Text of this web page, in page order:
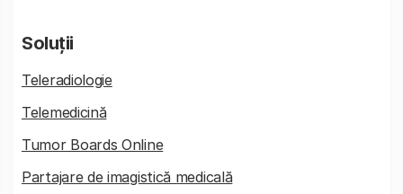
Soluții
Teleradiologie
Telemedicină
Tumor Boards Online
Partajare de imagistică medicală